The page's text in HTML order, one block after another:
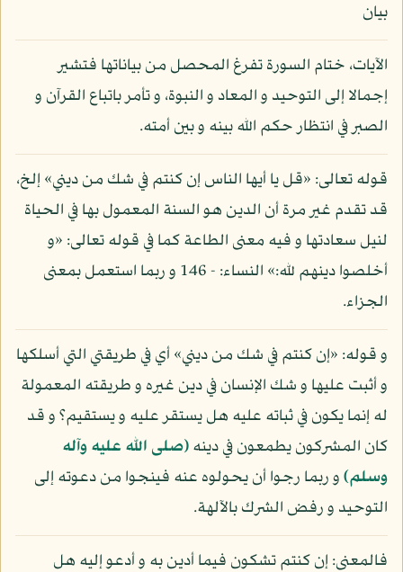
بيان
الآيات، ختام السورة تفرغ المحصل من بياناتها فتشير
إجمالا إلى التوحيد و المعاد و النبوة، و تأمر باتباع القرآن و
الصبر في انتظار حكم الله بينه و بين أمته.
قوله تعالى: «قل يا أيها الناس إن كنتم في شك من ديني» إلخ،
قد تقدم غير مرة أن الدين هو السنة المعمول بها في الحياة
لنيل سعادتها و فيه معنى الطاعة كما في قوله تعالى: «و
أخلصوا دينهم لله:» النساء: - 146 و ربما استعمل بمعنى
الجزاء.
و قوله: «إن كنتم في شك من ديني» أي في طريقتي التي أسلكها
و أثبت عليها و شك الإنسان في دين غيره و طريقته المعمولة
له إنما يكون في ثباته عليه هل يستقر عليه و يستقيم؟ و قد
كان المشركون يطمعون في دينه(صلى الله عليه وآله
وسلم)و ربما رجوا أن يحولوه عنه فينجوا من دعوته إلى
التوحيد و رفض الشرك بالآلهة.
فالمعنى: إن كنتم تشكون فيما أدين به و أدعو إليه هل